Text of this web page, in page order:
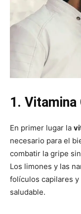
1. Vitamina
En primer lugar la
necesario para el
combatir la gripe
Los limones y las
folículos capilares
saludable.